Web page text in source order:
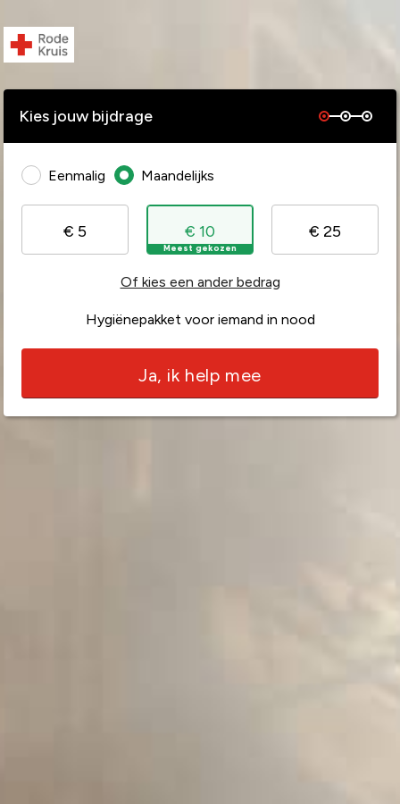
Kies jouw bijdrage
Eenmalig Maandelijks
€ 5 € 10
Meest gekozen
€ 25
Of kies een ander bedrag
Hygiënepakket voor iemand in nood
Ja, ik help mee